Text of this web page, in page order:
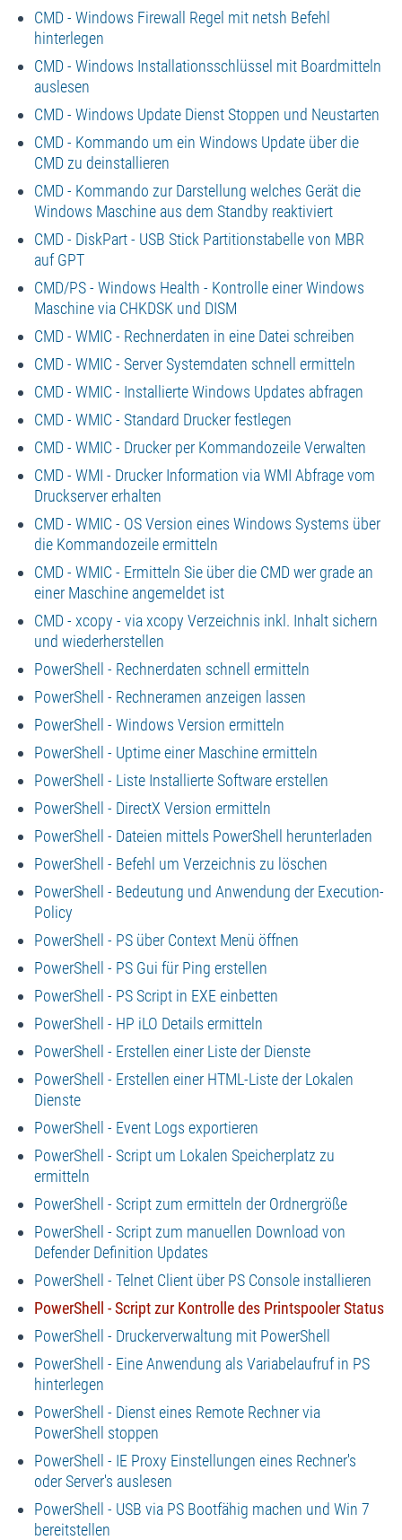
CMD - Windows Firewall Regel mit netsh Befehl
hinterlegen
CMD - Windows Installationsschlüssel mit Boardmitteln
auslesen
CMD - Windows Update Dienst Stoppen und Neustarten
CMD - Kommando um ein Windows Update über die
CMD zu deinstallieren
CMD - Kommando zur Darstellung welches Gerät die
Windows Maschine aus dem Standby reaktiviert
CMD - DiskPart - USB Stick Partitionstabelle von MBR
auf GPT
CMD/PS - Windows Health - Kontrolle einer Windows
Maschine via CHKDSK und DISM
CMD - WMIC - Rechnerdaten in eine Datei schreiben
CMD - WMIC - Server Systemdaten schnell ermitteln
CMD - WMIC - Installierte Windows Updates abfragen
CMD - WMIC - Standard Drucker festlegen
CMD - WMIC - Drucker per Kommandozeile Verwalten
CMD - WMI - Drucker Information via WMI Abfrage vom
Druckserver erhalten
CMD - WMIC - OS Version eines Windows Systems über
die Kommandozeile ermitteln
CMD - WMIC - Ermitteln Sie über die CMD wer grade an
einer Maschine angemeldet ist
CMD - xcopy - via xcopy Verzeichnis inkl. Inhalt sichern
und wiederherstellen
PowerShell - Rechnerdaten schnell ermitteln
PowerShell - Rechneramen anzeigen lassen
PowerShell - Windows Version ermitteln
PowerShell - Uptime einer Maschine ermitteln
PowerShell - Liste Installierte Software erstellen
PowerShell - DirectX Version ermitteln
PowerShell - Dateien mittels PowerShell herunterladen
PowerShell - Befehl um Verzeichnis zu löschen
PowerShell - Bedeutung und Anwendung der Execution-
Policy
PowerShell - PS über Context Menü öffnen
PowerShell - PS Gui für Ping erstellen
PowerShell - PS Script in EXE einbetten
PowerShell - HP iLO Details ermitteln
PowerShell - Erstellen einer Liste der Dienste
PowerShell - Erstellen einer HTML-Liste der Lokalen
Dienste
PowerShell - Event Logs exportieren
PowerShell - Script um Lokalen Speicherplatz zu
ermitteln
PowerShell - Script zum ermitteln der Ordnergröße
PowerShell - Script zum manuellen Download von
Defender Definition Updates
PowerShell - Telnet Client über PS Console installieren
PowerShell - Script zur Kontrolle des Printspooler Status
PowerShell - Druckerverwaltung mit PowerShell
PowerShell - Eine Anwendung als Variabelaufruf in PS
hinterlegen
PowerShell - Dienst eines Remote Rechner via
PowerShell stoppen
PowerShell - IE Proxy Einstellungen eines Rechner's
oder Server's auslesen
PowerShell - USB via PS Bootfähig machen und Win 7
bereitstellen